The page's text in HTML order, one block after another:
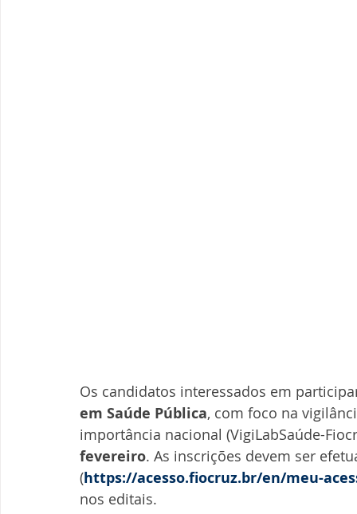
Os candidatos interessados em
em Saúde Pública, com foco na
importância nacional (VigiLabSaúde-
fevereiro. As inscrições devem ser
(https://acesso.fiocruz.br/en/meu-
nos editais.